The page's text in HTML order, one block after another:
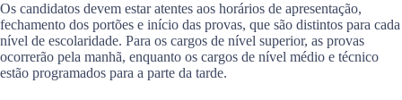
Os candidatos devem estar atentes aos horários de apresentação,
fechamento dos portões e início das provas, que são distintos para cada
nível de escolaridade. Para os cargos de nível superior, as provas
ocorrerão pela manhã, enquanto os cargos de nível médio e técnico
estão programados para a parte da tarde.